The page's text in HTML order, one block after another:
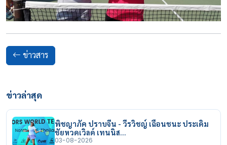
ข่าวสาร
ข่าวล่าสุด
พิชญาภัค ปราบจีน - วีรวิชญ์ เฉือนชนะ ประเดิม
ชัยหวดเวิลด์ เทนนิส…
03-08-2026